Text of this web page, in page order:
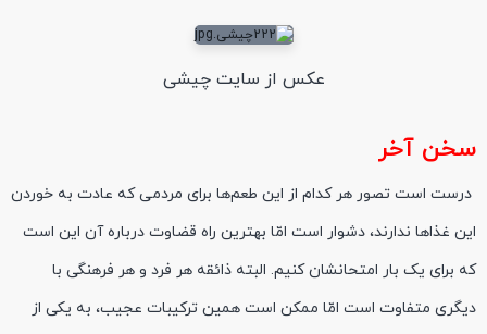
عکس از سایت چیشی
سخن آخر
درست است تصور هر کدام از این طعم‌ها برای مردمی که عادت به خوردن
این غذاها ندارند، دشوار است امّا بهترین راه قضاوت درباره آن این است
که برای یک بار امتحانشان کنیم. البته ذائقه هر فرد و هر فرهنگی با
دیگری متفاوت است امّا ممکن است همین ترکیبات عجیب، به یکی از